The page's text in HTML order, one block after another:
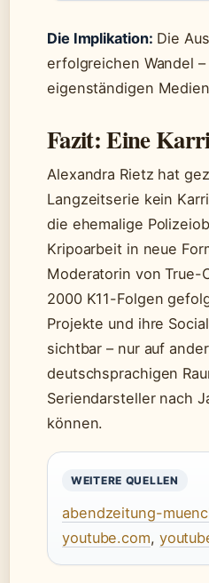
Die Implikation: Die
erfolgreichen Wandel
eigenständigen
Fazit: Eine
Alexandra Rietz hat
Langzeitserie kein
die ehemalige
Kripoarbeit in neue
Moderatorin von True-
2000 K11-Folgen
Projekte und ihre
sichtbar – nur auf
deutschsprachigen
Seriendarsteller nach
können.
WEITERE QUELLEN
abendzeitung-
youtube.com,